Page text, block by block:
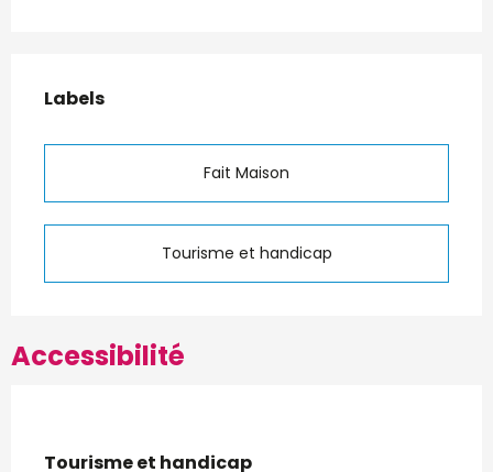
Offres de prestations
Labels
Labels
Fait Maison
Tourisme et handicap
Accessibilité
Tourisme et handicap
Tourisme et handicap